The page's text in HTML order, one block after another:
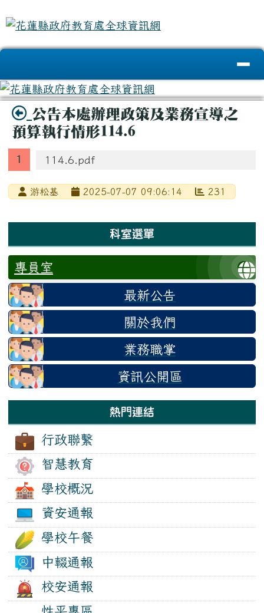
跳至主內容區
花蓮縣政府教育處全球資訊網
導覽列
主內容區域
標題圖示
公告本處辦理政策及業務宣導之
預算執行情形114.6
114.6.pdf
游松基 2025-07-07 09:06:14 231
科室選單
專員室
最新公告
關於我們
業務職掌
資訊公開區
熱門連結
行政聯繫
智慧教育
學校概況
資安通報
學校午餐
中輟通報
校安通報
頁尾區域